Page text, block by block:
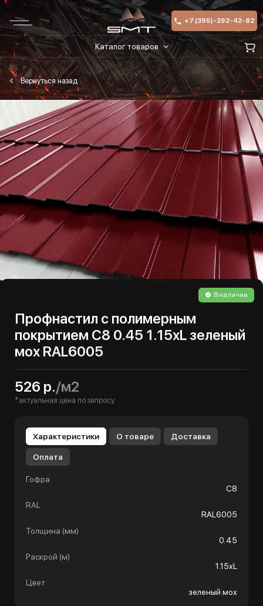
+7 (395)-292-42-82
Каталог товаров
В наличии
Профнастил с полимерным
покрытием С8 0.45 1.15хL зеленый
мох RAL6005
526 р./м2
*актуальная цена по запросу
Характеристики О товаре Доставка
Оплата
Гофра
С8
RAL
RAL6005
Толщина (мм)
0.45
Раскрой (м)
1.15хL
Цвет
зеленый мох